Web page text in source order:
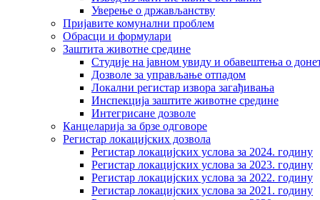
Уверење о држављанству
Пријавите комунални проблем
Обрасци и формулари
Заштита животне средине
Студије на јавном увиду и обавештења о
Дозволе за управљање отпадом
Локални регистар извора загађивања
Инспекција заштите животне средине
Интегрисане дозволе
Канцеларија за брзе одговоре
Регистар локацијских дозвола
Регистар локацијских услова за 2024. годину
Регистар локацијских услова за 2023. годину
Регистар локацијских услова за 2022. годину
Регистар локацијских услова за 2021. годину